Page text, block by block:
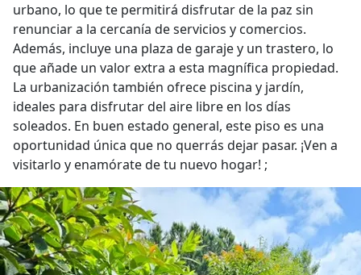
urbano, lo que te permitirá disfrutar de la paz sin
renunciar a la cercanía de servicios y comercios.
Además, incluye una plaza de garaje y un trastero, lo
que añade un valor extra a esta magnífica propiedad.
La urbanización también ofrece piscina y jardín,
ideales para disfrutar del aire libre en los días
soleados. En buen estado general, este piso es una
oportunidad única que no querrás dejar pasar. ¡Ven a
visitarlo y enamórate de tu nuevo hogar! ;